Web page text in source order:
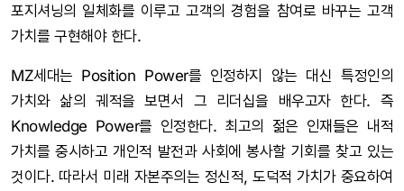
포지셔닝의 일체화를 이루고 고객의 경험을 참여로 바꾸는 고객
가치를 구현해야 한다.
MZ세대는 Position Power를 인정하지 않는 대신 특정인의
가치와 삶의 궤적을 보면서 그 리더십을 배우고자 한다. 즉
Knowledge Power를 인정한다. 최고의 젊은 인재들은 내적
가치를 중시하고 개인적 발전과 사회에 봉사할 기회를 찾고 있는
것이다. 따라서 미래 자본주의는 정신적, 도덕적 가치가 중요하여